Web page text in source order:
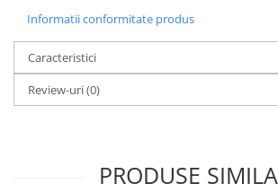
Informatii conformitate produs
Caracteristici
Review-uri(0)
PRODUSE